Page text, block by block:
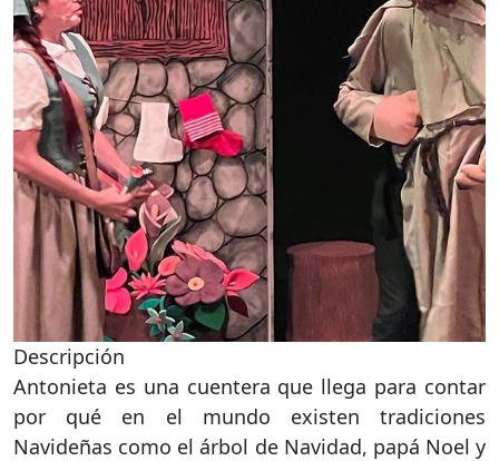
Descripción
Antonieta es una cuentera que llega para contar
por qué en el mundo existen tradiciones
Navideñas como el árbol de Navidad, papá Noel y